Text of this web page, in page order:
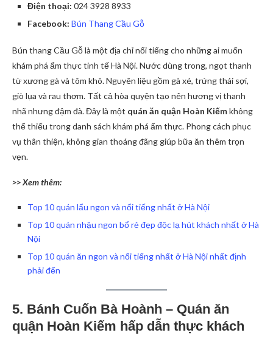
Điện thoại: 024 3928 8933
Facebook: Bún Thang Cầu Gỗ
Bún thang Cầu Gỗ là một địa chỉ nổi tiếng cho những ai muốn
khám phá ẩm thực tinh tế Hà Nội. Nước dùng trong, ngọt thanh
từ xương gà và tôm khô. Nguyên liệu gồm gà xé, trứng thái sợi,
giò lụa và rau thơm. Tất cả hòa quyện tạo nên hương vị thanh
nhã nhưng đậm đà. Đây là một quán ăn quận Hoàn Kiếmkhông
thể thiếu trong danh sách khám phá ẩm thực. Phong cách phục
vụ thân thiện, không gian thoáng đãng giúp bữa ăn thêm trọn
vẹn.
>> Xem thêm:
Top 10 quán lẩu ngon và nổi tiếng nhất ở Hà Nội
Top 10 quán nhậu ngon bổ rẻ đẹp độc lạ hút khách nhất ở Hà
Nội
Top 10 quán ăn ngon và nổi tiếng nhất ở Hà Nội nhất định
phải đến
5. Bánh Cuốn Bà Hoành – Quán ăn
quận Hoàn Kiếm hấp dẫn thực khách